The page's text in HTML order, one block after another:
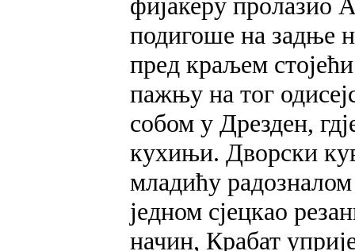
фијакеру пролазио
подигоше на задње
пред краљем
пажњу на тог
собом у Дрезден,
кухињи. Дворски
младићу
једном сјецкао
начин, Крабат